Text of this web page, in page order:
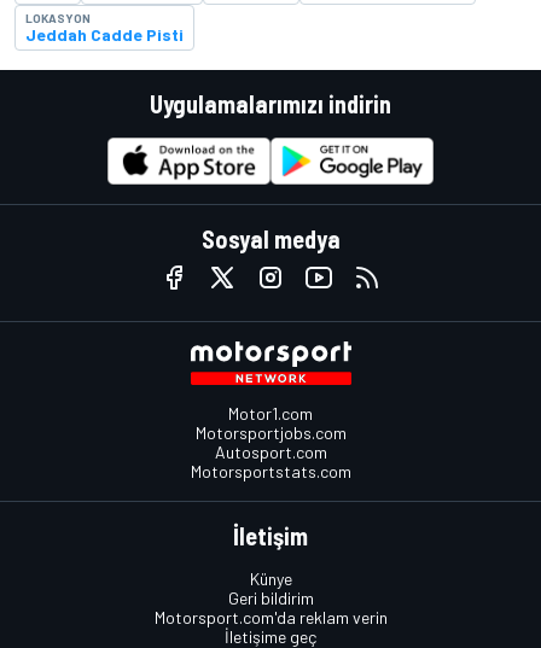
LOKASYON
Jeddah Cadde Pisti
Uygulamalarımızı indirin
Sosyal medya
Motor1.com
Motorsportjobs.com
Autosport.com
Motorsportstats.com
İletişim
Künye
Geri bildirim
Motorsport.com'da reklam verin
İletişime geç